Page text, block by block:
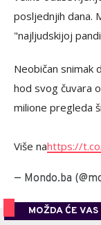
posljednjih dana.
"najljudskijoj
Neobičan snimak
hod svog čuvara
milione pregleda
Više nahttps://
— Mondo.ba
MOŽDA ĆE